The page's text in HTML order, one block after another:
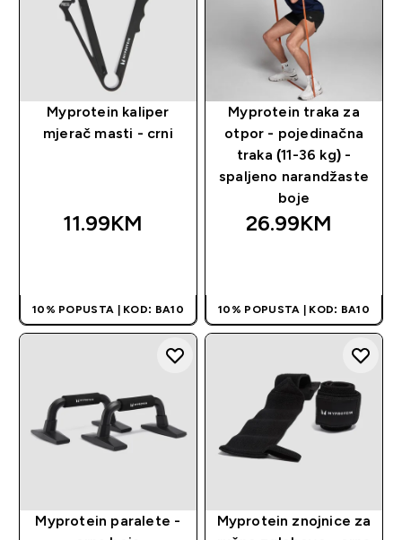
Myprotein kaliper
mjerač masti - crni
11.99KM‎
10% POPUSTA | KOD: BA10
Myprotein traka za
otpor - pojedinačna
traka (11-36 kg) -
spaljeno narandžaste
boje
26.99KM‎
10% POPUSTA | KOD: BA10
Myprotein paralete -
Myprotein znojnice za